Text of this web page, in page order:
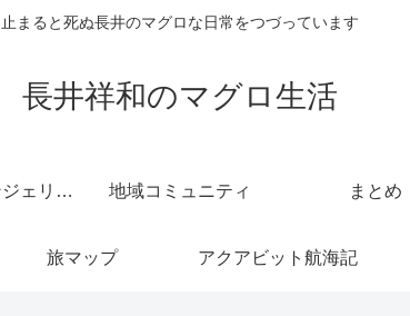
止まると死ぬ長井のマグロな日常をつづっています
長井祥和のマグロ生活
kintone エバンジェリスト 地域コミュニティ まとめ
旅マップ アクアビット航海記